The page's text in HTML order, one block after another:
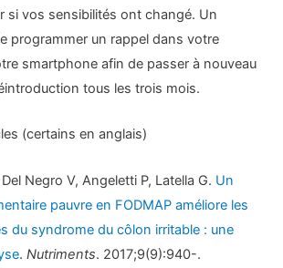
si vos sensibilités ont changé. Un
programmer un rappel dans votre
smartphone afin de passer à nouveau
tous les trois mois.
(certains en anglais)
Negro V, Angeletti P, Latella G. Un
pauvre en FODMAP améliore les
du syndrome du côlon irritable : une
.Nutriments. 2017;9(9):940-.